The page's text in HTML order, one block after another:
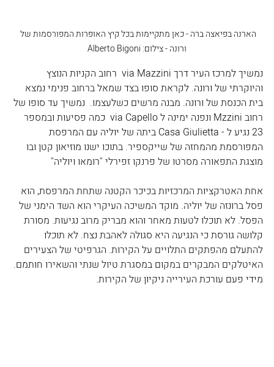
הארנה בפיאצה ברה - כאן מתקיימות בכל קיץ האופרות המפורסמות של
ורונה - צילום: Alberto Bigoni
נמשיך למרכז העיר דרך via Mazzini  רחוב הקניות הנוצץ
והיוקרתי של ורונה. לקראת סופו בצד שמאל ברחוב פנימי נמצא
בית הכנסת של ורונה. מבנה מרשים כשלעצמו.  נמשיך עד סופו של
רחוב Mzzini ונפנה ימינה ל via Capello  כמה פסיעות ובמספר
23 נגיע ל - Casa Giulietta ביתה של יוליה עם המרפסת
המפורסמת מהמחזה של שייקספיר. בתוכו ישנו מוזיאון קטן ובו
מוצגת התפאורה מסרטו של פרנקו זפירלי "רומאו ויוליה"
אחת האטרקציות המרכזיות בכיכר הקטנה שתחת המרפסת, הוא
פסל ברונזה של יוליה. מוקד המשיכה העיקרי הוא השד הימני של
הפסל. לא תוכלו לטעות מאחר והוא מבריק מרוב נגיעות. מסורת
קלושה גורסת כי הנגיעה היא סגולה לאהבת נצח. לא תוכלו
להתעלם מהפתקים התלויים על הקירות. הגרפיטי של הצעירים
האיטלקים המבקרים במקום במסגרת טיול שנתי והשאירו חותמם.
מידי פעם עורכת העירייה ניקיון של הקירות.